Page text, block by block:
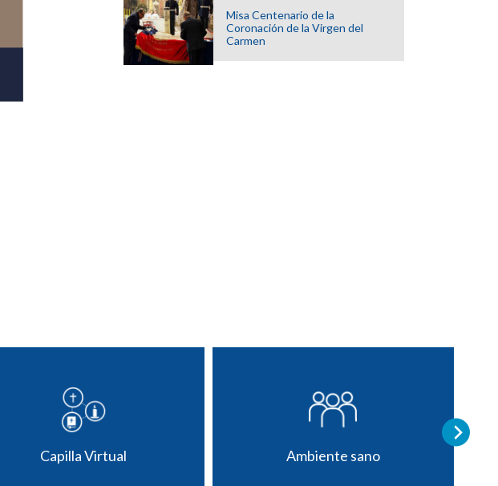
Misa Centenario de la
Coronación de la Virgen del
Carmen
Capilla Virtual Ambiente sano